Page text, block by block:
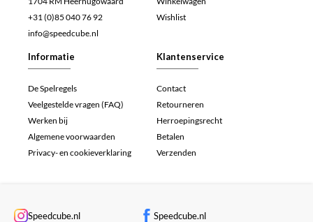
+31 (0)85 040 76 92
info@speedcube.nl
Wishlist
Informatie
De Spelregels
Veelgestelde vragen (FAQ)
Werken bij
Algemene voorwaarden
Privacy- en cookieverklaring
Klantenservice
Contact
Retourneren
Herroepingsrecht
Betalen
Verzenden
Speedcube.nl Speedcube.nl